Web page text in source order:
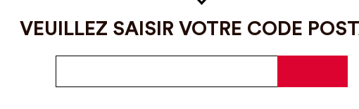
VEUILLEZ SAISIR VOTRE CODE